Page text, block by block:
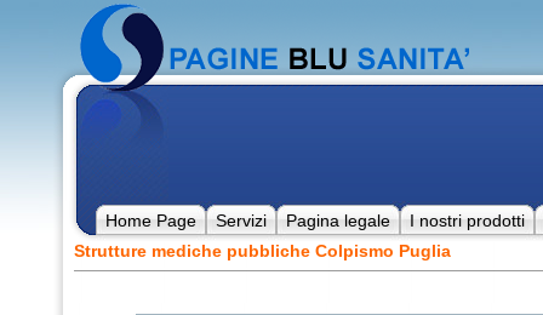
Home Page Servizi Pagina legale
I nostri prodotti
Strutture mediche pubbliche Colpismo Puglia